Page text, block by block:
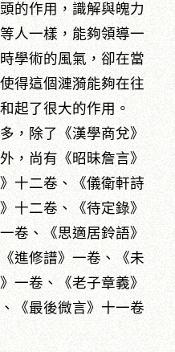
的作用，識解與魄力
人一樣，能夠領導一
學術的風氣，卻在當
得這個漣漪能夠在往
起了很大的作用。
除了《漢學商兌》
，尚有《昭昧詹言》
十二卷、《儀衛軒詩
十二卷、《待定錄》
卷、《思適居鈴語》
進修譜》一卷、《未
一卷、《老子章義》
《最後微言》十一卷